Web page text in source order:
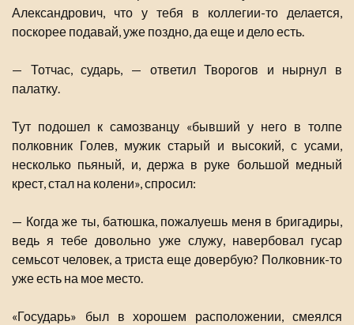
Александрович, что у тебя в коллегии-то делается,
поскорее подавай, уже поздно, да еще и дело есть.
— Тотчас, сударь, — ответил Творогов и нырнул в
палатку.
Тут подошел к самозванцу «бывший у него в толпе
полковник Голев, мужик старый и высокий, с усами,
несколько пьяный, и, держа в руке большой медный
крест, стал на колени», спросил:
— Когда же ты, батюшка, пожалуешь меня в бригадиры,
ведь я тебе довольно уже служу, навербовал гусар
семьсот человек, а триста еще довербую? Полковник-то
уже есть на мое место.
«Государь» был в хорошем расположении, смеялся